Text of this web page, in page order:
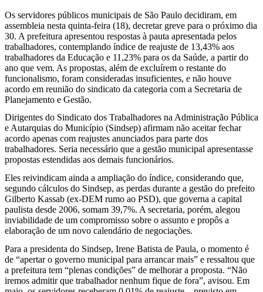
prefeitura,
servidores
de
São
Paulo
marcam
greve
para
o
dia
30
Os servidores públicos municipais de São Paulo decidiram, em
assembleia nesta quinta-feira (18), decretar greve para o próximo dia
30. A prefeitura apresentou respostas à pauta apresentada pelos
trabalhadores, contemplando índice de reajuste de 13,43% aos
trabalhadores da Educação e 11,23% para os da Saúde, a partir do
ano que vem. As propostas, além de excluírem o restante do
funcionalismo, foram consideradas insuficientes, e não houve
acordo em reunião do sindicato da categoria com a Secretaria de
Planejamento e Gestão.
Dirigentes do Sindicato dos Trabalhadores na Administração Pública
e Autarquias do Município (Sindsep) afirmam não aceitar fechar
acordo apenas com reajustes anunciados para parte dos
trabalhadores. Seria necessário que a gestão municipal apresentasse
propostas estendidas aos demais funcionários.
Eles reivindicam ainda a ampliação do índice, considerando que,
segundo cálculos do Sindsep, as perdas durante a gestão do prefeito
Gilberto Kassab (ex-DEM rumo ao PSD), que governa a capital
paulista desde 2006, somam 39,7%. A secretaria, porém, alegou
inviabilidade de um compromisso sobre o assunto e propôs a
elaboração de um novo calendário de negociações.
Para a presidenta do Sindsep, Irene Batista de Paula, o momento é
de “apertar o governo municipal para arrancar mais” e ressaltou que
a prefeitura tem “plenas condições” de melhorar a proposta. “Não
iremos admitir que trabalhador nenhum fique de fora”, avisou. Em